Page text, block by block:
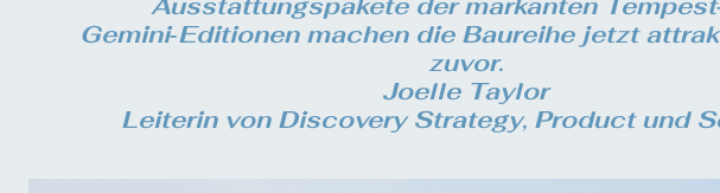
Ausstattungspakete der markanten
Gemini‑Editionen machen die Baureihe jetzt
zuvor.
Joelle Taylor
Leiterin von Discovery Strategy, Product und